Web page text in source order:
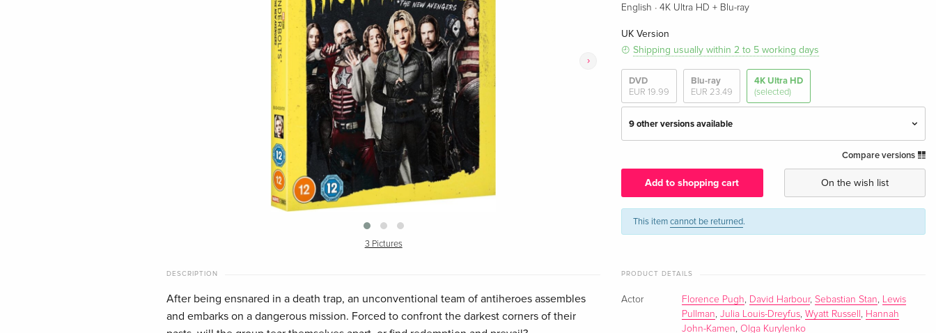
›
3 Pictures
English ·4K Ultra HD + Blu-ray
UK Version
Shipping usually within 2 to 5 working days
DVD
EUR 19.99
Blu-ray
EUR 23.49
4K Ultra HD
(selected)
9 other versions available
English · UK Version
EUR 36.49
Limited Edition, Steelbook, 4K Ultra HD + Blu-
ray
English · UK Version
EUR 65.49
English · US Version
Limited Edition, Steelbook, 4K Ultra HD + Blu-
Compare versions
Add to shopping cart On the wish list
This itemcannot be returned.
DESCRIPTION
After being ensnared in a death trap, an unconventional team of antiheroes assembles
and embarks on a dangerous mission. Forced to confront the darkest corners of their
PRODUCT DETAILS
Actor Florence Pugh, David Harbour,Sebastian Stan, Lewis
Pullman,Julia Louis-Dreyfus,Wyatt Russell , Hannah
John-Kamen,Olga Kurylenko